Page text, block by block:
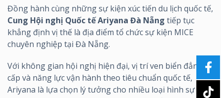
Đồng hành cùng những sự kiện xúc tiến du lịch quốc tế,
Cung Hội nghị Quốc tế Ariyana Đà Nẵng tiếp tục
khẳng định vị thế là địa điểm tổ chức sự kiện MICE
chuyên nghiệp tại Đà Nẵng.
Với không gian hội nghị hiện đại, vị trí ven biển đẳng
cấp và năng lực vận hành theo tiêu chuẩn quốc tế,
Ariyana là lựa chọn lý tưởng cho nhiều loại hình sự